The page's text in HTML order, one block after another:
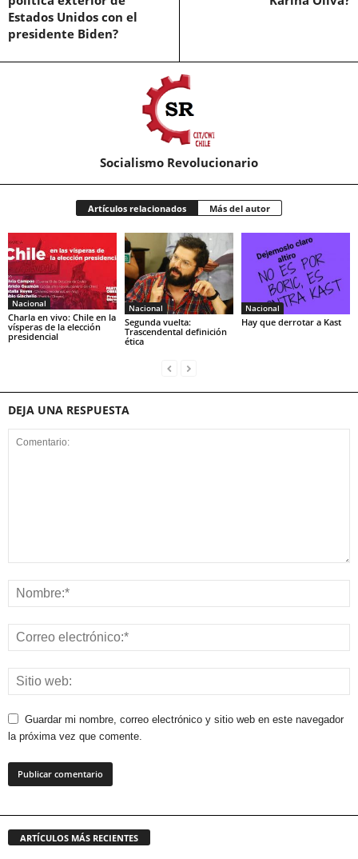
Estados Unidos con el
presidente Biden?
Socialismo Revolucionario
Artículos relacionados Más del autor
Nacional
Charla en vivo: Chile en la
vísperas de la elección
presidencial
Nacional
Segunda vuelta:
Trascendental definición
ética
Nacional
Hay que derrotar a Kast
DEJA UNA RESPUESTA
Guardar mi nombre, correo electrónico y sitio web en este navegador
la próxima vez que comente.
ARTÍCULOS MÁS RECIENTES